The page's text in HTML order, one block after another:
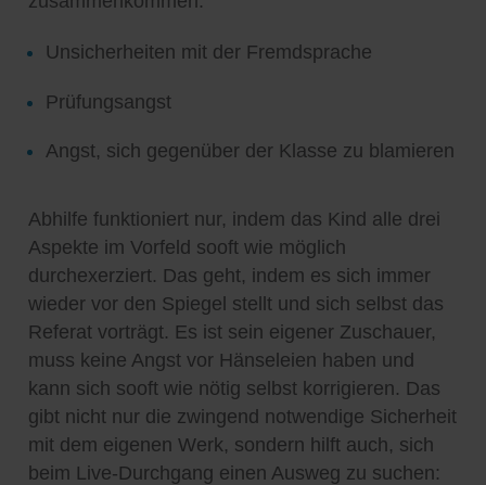
Unsicherheiten mit der Fremdsprache
Prüfungsangst
Angst, sich gegenüber der Klasse zu blamieren
Abhilfe funktioniert nur, indem das Kind alle drei
Aspekte im Vorfeld sooft wie möglich
durchexerziert. Das geht, indem es sich immer
wieder vor den Spiegel stellt und sich selbst das
Referat vorträgt. Es ist sein eigener Zuschauer,
muss keine Angst vor Hänseleien haben und
kann sich sooft wie nötig selbst korrigieren. Das
gibt nicht nur die zwingend notwendige Sicherheit
mit dem eigenen Werk, sondern hilft auch, sich
beim Live-Durchgang einen Ausweg zu suchen: